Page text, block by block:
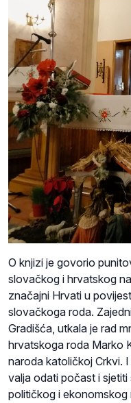
O knjizi je govorio
slovačkog i hrvatskog
značajni Hrvati u
slovačkoga roda.
Gradišća, utkala je rad
hrvatskoga roda Marko
naroda katoličkoj Crkvi.
valja odati počast i
političkog i ekonomskog